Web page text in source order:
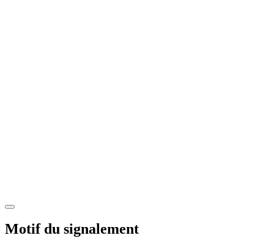
Motif du signalement